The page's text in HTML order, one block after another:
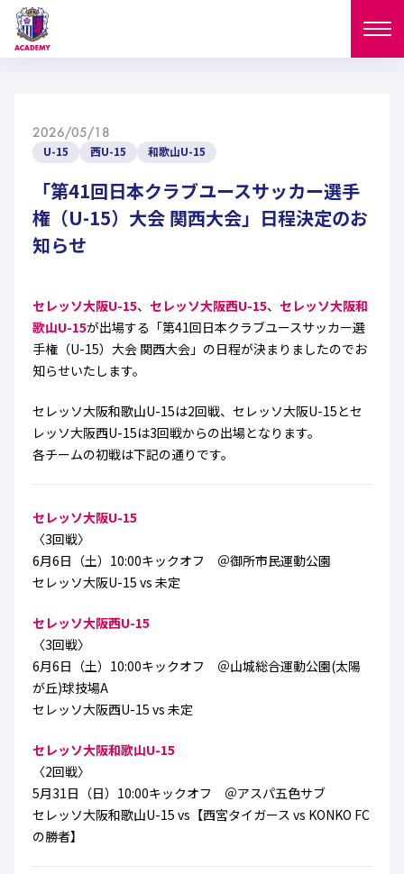
NEWS
U-18
U-12 ガールズU-18
ガールズU-15
試合日程
MATCH
U-18 U-15
西U-15 和歌山U-15
ガールズU-15
U-18 U-15
U-12 ガールズU-18
ガールズU-15
スタッフ
セレクション
SELECTION
アカデミー
フィロソフィー
ハナサカクラブ
セレッソ大阪
2026/05/18
U-15 西U-15 和歌山U-15
「第41回日本クラブユースサッカー選手
権（U-15）大会 関西大会」日程決定のお
知らせ
セレッソ大阪U-15、 セレッソ大阪西U-15、 セレッソ大阪和
歌山U-15が出場する「第41回日本クラブユースサッカー選
手権（U-15）大会 関西大会」の日程が決まりましたのでお
知らせいたします。
セレッソ大阪和歌山U-15は2回戦、セレッソ大阪U-15とセ
レッソ大阪西U-15は3回戦からの出場となります。
各チームの初戦は下記の通りです。
セレッソ大阪U-15
〈3回戦〉
6月6日（土）10:00キックオフ ＠御所市民運動公園
セレッソ大阪U-15 vs 未定
セレッソ大阪西U-15
〈3回戦〉
6月6日（土）10:00キックオフ ＠山城総合運動公園(太陽
が丘)球技場A
セレッソ大阪西U-15 vs 未定
セレッソ大阪和歌山U-15
〈2回戦〉
5月31日（日）10:00キックオフ ＠アスパ五色サブ
セレッソ大阪和歌山U-15 vs【西宮タイガース vs KONKO FC
の勝者】